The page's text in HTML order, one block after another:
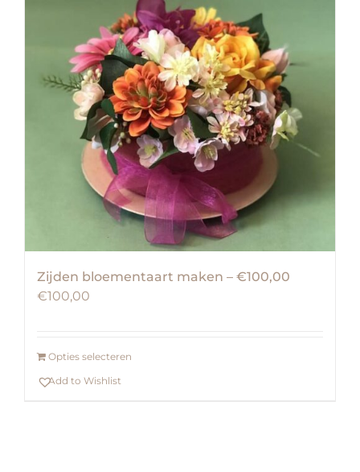
Zijden bloementaart maken – €100,00
€100,00
Opties selecteren
Add to Wishlist